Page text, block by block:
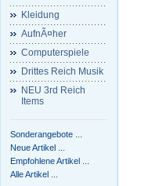
Kleidung
AufnÃ¤her
Computerspiele
Drittes Reich Musik
NEU 3rd Reich
Items
Sonderangebote ...
Neue Artikel ...
Empfohlene Artikel ...
Alle Artikel ...